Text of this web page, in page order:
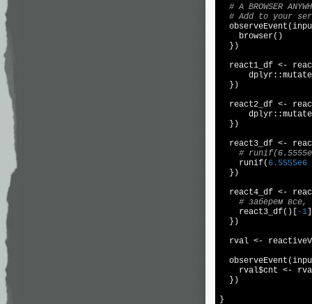
# A BROWSER
# Add to your
    browser()
  })
react1_df <-
  })
react2_df <-
  })
react3_df <-
#
    runif(
6.5555e6
  })
react4_df <-
# заберем все,
    react3_df()[
-1
  })
rval <-
rval$cnt <-
  })
}